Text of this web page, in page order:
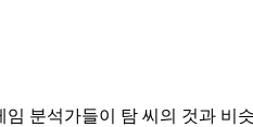
분석가들이 탐 씨의 것과 비